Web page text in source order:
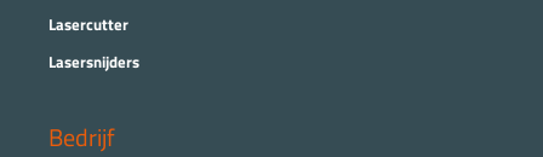
Lasercutter
Lasersnijders
Bedrijf